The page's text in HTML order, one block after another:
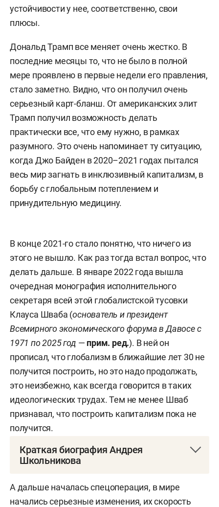
устойчивости у нее, соответственно, свои
плюсы.
Дональд Трамп все меняет очень жестко. В
последние месяцы то, что не было в полной
мере проявлено в первые недели его правления,
стало заметно. Видно, что он получил очень
серьезный карт-бланш. От американских элит
Трамп получил возможность делать
практически все, что ему нужно, в рамках
разумного. Это очень напоминает ту ситуацию,
когда Джо Байден в 2020–2021 годах пытался
весь мир загнать в инклюзивный капитализм, в
борьбу с глобальным потеплением и
принудительную медицину.
В конце 2021-го стало понятно, что ничего из
этого не вышло. Как раз тогда встал вопрос, что
делать дальше. В январе 2022 года вышла
очередная монография исполнительного
секретаря всей этой глобалистской тусовки
Клауса Шваба (основатель и президент
Всемирного экономического форума в Давосе с
1971 по 2025 год — прим. ред.). В ней он
прописал, что глобализм в ближайшие лет 30 не
получится построить, но это надо продолжать,
это неизбежно, как всегда говорится в таких
идеологических трудах. Тем не менее Шваб
признавал, что построить капитализм пока не
получится.
Краткая биография Андрея
Школьникова
1979 года в Челябинске.
А дальше началась спецоперация, в мире
начались серьезные изменения, их скорость